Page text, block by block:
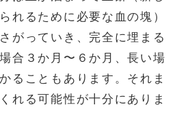
れるために必要な血の塊）
がっていき、完全に埋まる
合３か月〜６か月、長い場
ることもあります。それま
れる可能性が十分にありま